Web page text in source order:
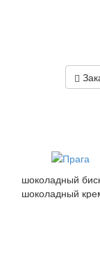
шоколадный
шоколадный
крем пломбир
Выберите: